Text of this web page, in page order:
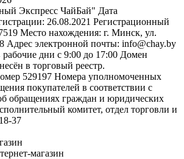
Экспресс ЧайБай" Дата
26.08.2021 Регистрационный
Место нахождения: г. Минск, ул.
Адрес электронной почты: info@chay.by
рабочие дни с 9:00 до 17:00 Домен
в торговый реестр.
529197 Номера уполномоченных
покупателей в соответствии с
обращениях граждан и юридических
комитет, отдел торговли и
37
магазин